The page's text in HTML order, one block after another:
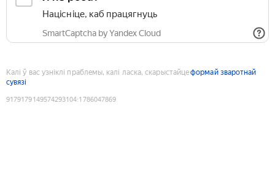
Націсніце, каб працягнуць
SmartCaptcha by Yandex Cloud
Калі ў вас узніклі праблемы, калі ласка, скарыстайцеформай зваротнай
сувязі
9179179149574293104:1786047869